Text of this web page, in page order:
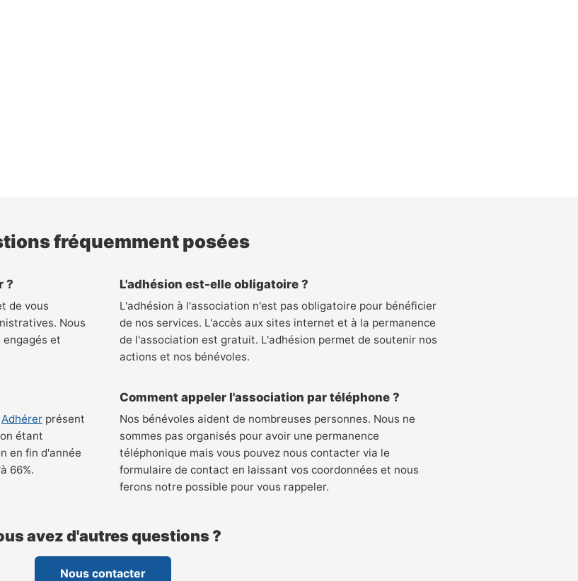
fréquemment posées
?
de vous
Nous
et
L'adhésion est-elle obligatoire ?
L'adhésion à l'association n'est pas obligatoire pour bénéficier
de nos services. L'accès aux sites internet et à la permanence
de l'association est gratuit. L'adhésion permet de soutenir nos
actions et nos bénévoles.
Adhérer présent
étant
en fin d'année
66%.
Comment appeler l'association par téléphone ?
Nos bénévoles aident de nombreuses personnes. Nous ne
sommes pas organisés pour avoir une permanence
téléphonique mais vous pouvez nous contacter via le
formulaire de contact en laissant vos coordonnées et nous
ferons notre possible pour vous rappeler.
avez d'autres questions ?
Nous contacter